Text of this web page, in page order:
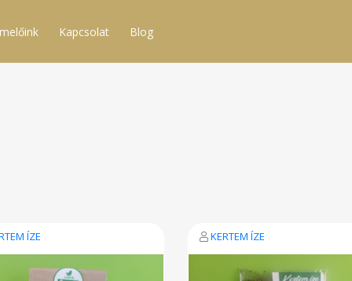
Kapcsolat Blog
ÍZE KERTEM ÍZE